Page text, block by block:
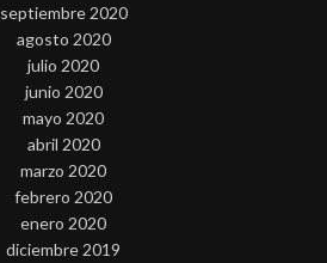
septiembre 2020
agosto 2020
julio 2020
junio 2020
mayo 2020
abril 2020
marzo 2020
febrero 2020
enero 2020
diciembre 2019